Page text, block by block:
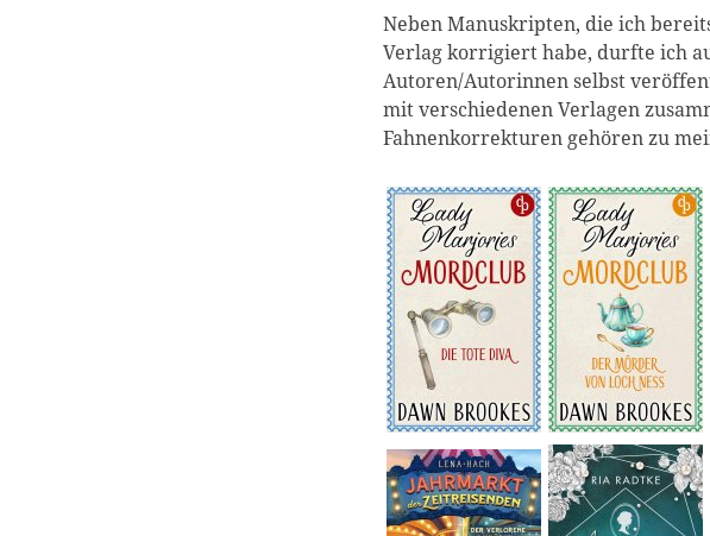
Neben Manuskripten, die ich
Verlag korrigiert habe, durfte ich
Autoren/Autorinnen selbst
mit verschiedenen Verlagen
Fahnenkorrekturen gehören zu